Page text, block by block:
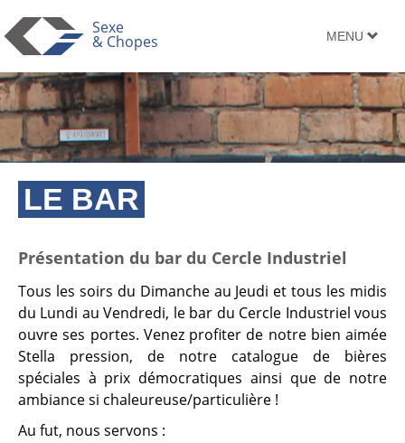
Sexe
& Chopes
TOGGLE
MENU
LE BAR
Présentation du bar du Cercle Industriel
Tous les soirs du Dimanche au Jeudi et tous les midis
du Lundi au Vendredi, le bar du Cercle Industriel vous
ouvre ses portes. Venez profiter de notre bien aimée
Stella pression, de notre catalogue de bières
spéciales à prix démocratiques ainsi que de notre
ambiance si chaleureuse/particulière !
Au fut, nous servons :